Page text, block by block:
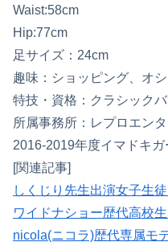
Waist:58cm
Hip:77cm
足サイズ：24cm
趣味：ショッピング、オ
特技・資格：クラシック
所属事務所：レプロエン
2016-2019年度イマドキガ
[関連記事]
しくじり先生出演女子生
ワイドナショー歴代高校
nicola(ニコラ)歴代専属モ